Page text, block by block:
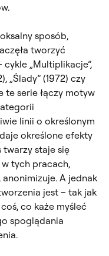
sposób,
tworzyć
„Multiplikacje”,
„Ślady” (1972) czy
te serie łączy motyw
linii o określonym
określone efekty
staje się
tych pracach,
A jednak
jest – tak jak
co każe myśleć
spoglądania